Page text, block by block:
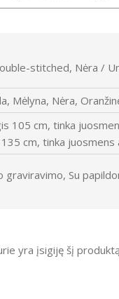
stitched, Nėra /
Mėlyna, Nėra,
105 cm, tinka
cm, tinka
graviravimo, Su
yra įsigiję šį